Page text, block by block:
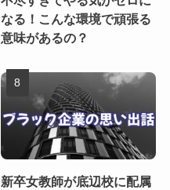
なる！こんな環境で頑張る
意味があるの？
新卒女教師が底辺校に配属